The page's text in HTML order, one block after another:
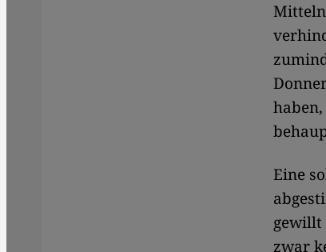
Eine
gewillt
zwar